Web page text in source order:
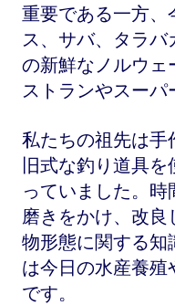
重要である一方、
ス、サバ、タラ
の新鮮なノルウェ
ストランやスーパ
私たちの祖先は手
旧式な釣り道具
っていました。
磨きをかけ、改良
物形態に関する知
は今日の水産養殖
です。